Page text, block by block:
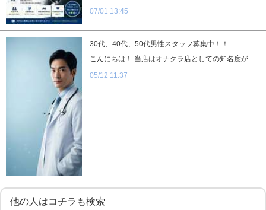
07/01 13:45
30代、40代、50代男性スタッフ募集中！！
こんにちは！ 当店はオナクラ店としての知名度が高く、 地元のお客様や観光客のお客様、様々なお客様がご来店されております。 そのためお客様が途絶えるとういことが、ほとんどありません。 勤務時間はあっという間に過ぎていきます！ 忙しすぎて目が回る日も多々ありますが、 先輩方のサポートもありますし、やりがいもあり、楽しく仕事しています！ 1日8時間勤務で 月給は28万円！！ 私も風俗未経験者です！ 一緒に当店で働いてみませんか？
05/12 11:37
他の人はコチラも検索